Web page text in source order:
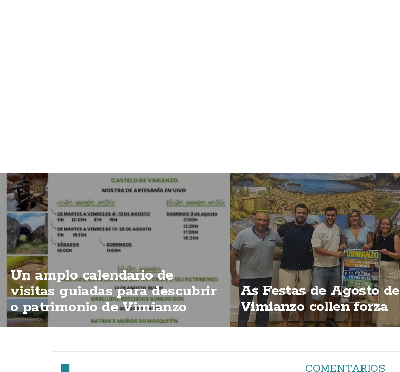
Un amplo calendario de
visitas guiadas para descubrir
o patrimonio de Vimianzo
As Festas de Agosto de
Vimianzo collen forza
COMENTARIOS